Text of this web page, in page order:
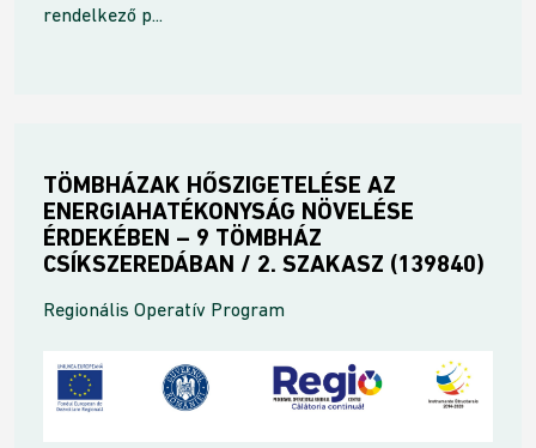
rendelkező p...
TÖMBHÁZAK HŐSZIGETELÉSE AZ
ENERGIAHATÉKONYSÁG NÖVELÉSE
ÉRDEKÉBEN – 9 TÖMBHÁZ
CSÍKSZEREDÁBAN / 2. SZAKASZ (139840)
Regionális Operatív Program